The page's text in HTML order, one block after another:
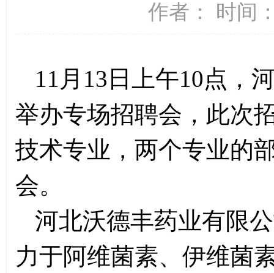
作者： 时间
11月13日上午10点，
举办专场招聘会，此次
技术专业，两个专业的
会。
河北沃德丰药业有限
力于阿维菌素、伊维菌